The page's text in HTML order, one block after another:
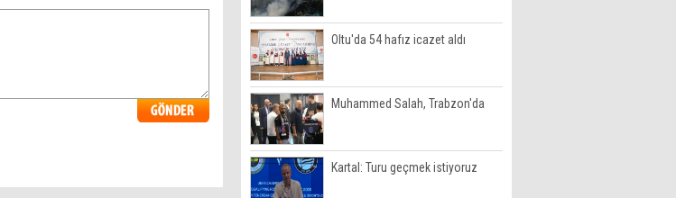
Oltu'da 54 hafız icazet aldı
Muhammed Salah, Trabzon'da
Kartal: Turu geçmek istiyoruz